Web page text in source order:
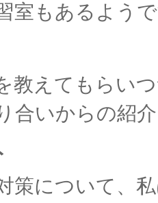
室もあるよう
教えてもらい
合いからの紹
策について、